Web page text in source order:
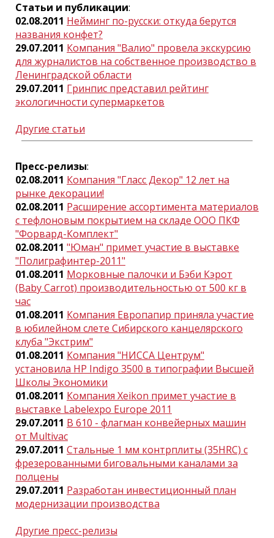
Статьи и публикации:
02.08.2011 Нейминг по-русски: откуда берутся
названия конфет?
29.07.2011 Компания "Валио" провела экскурсию
для журналистов на собственное производство в
Ленинградской области
29.07.2011 Гринпис представил рейтинг
экологичности супермаркетов
Другие статьи
Пресс-релизы:
02.08.2011 Компания "Гласс Декор" 12 лет на
рынке декорации!
02.08.2011 Расширение ассортимента материалов
с тефлоновым покрытием на складе ООО ПКФ
"Форвард-Комплект"
02.08.2011 "Юман" примет участие в выставке
"Полиграфинтер-2011"
01.08.2011 Морковные палочки и Бэби Кэрот
(Baby Carrot) производительностью от 500 кг в
час
01.08.2011 Компания Европапир приняла участие
в юбилейном слете Cибирского канцелярского
клуба "Экстрим"
01.08.2011 Компания "НИССА Центрум"
установила HP Indigo 3500 в типографии Высшей
Школы Экономики
01.08.2011 Компания Xeikon примет участие в
выставке Labelexpo Europe 2011
29.07.2011 B 610 - флагман конвейерных машин
от Multivac
29.07.2011 Стальные 1 мм контрплиты (35HRC) с
фрезерованными биговальными каналами за
полцены
29.07.2011 Разработан инвестиционный план
модернизации производства
Другие пресс-релизы